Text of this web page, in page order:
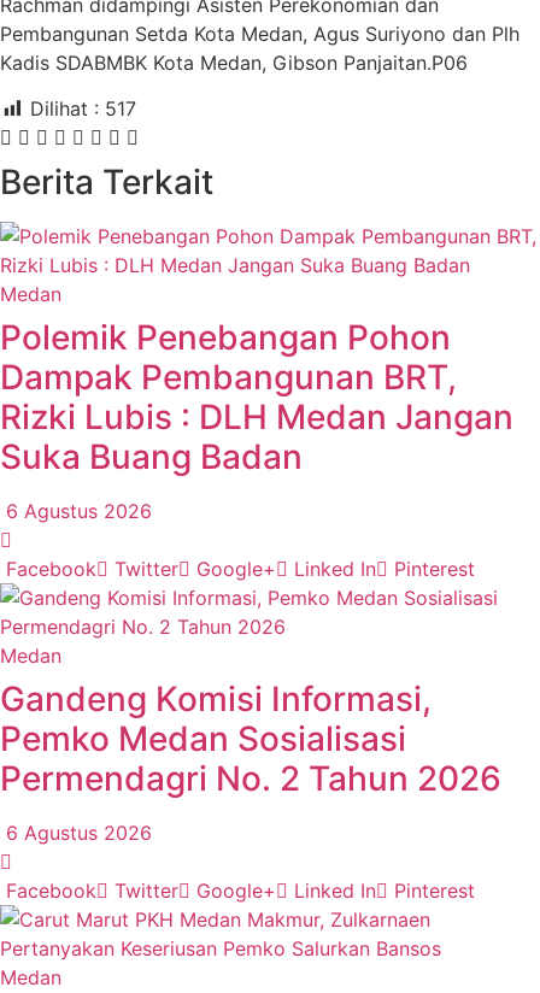
Pembangunan Setda Kota Medan, Agus Suriyono dan Plh
Kadis SDABMBK Kota Medan, Gibson Panjaitan.P06
Dilihat : 517
Berita Terkait
Medan
Polemik Penebangan Pohon
Dampak Pembangunan BRT,
Rizki Lubis : DLH Medan Jangan
Suka Buang Badan
6 Agustus 2026
Facebook Twitter Google+ Linked In Pinterest
Medan
Gandeng Komisi Informasi,
Pemko Medan Sosialisasi
Permendagri No. 2 Tahun 2026
6 Agustus 2026
Facebook Twitter Google+ Linked In Pinterest
Medan